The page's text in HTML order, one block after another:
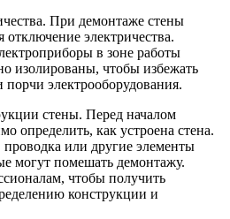
При демонтаже стены
отключение электричества.
в зоне работы
изолированы, чтобы избежать
электрооборудования.
стены. Перед началом
определить, как устроена стена.
или другие элементы
могут помешать демонтажу.
чтобы получить
конструкции и